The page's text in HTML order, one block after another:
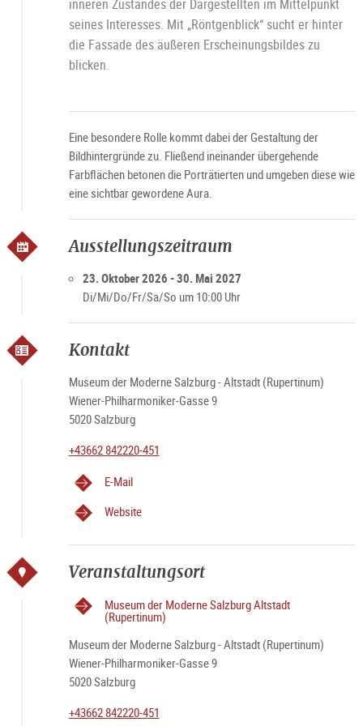
inneren Zustandes der Dargestellten im Mittelpunkt
seines Interesses. Mit „Röntgenblick“ sucht er hinter
die Fassade des äußeren Erscheinungsbildes zu
blicken.
Eine besondere Rolle kommt dabei der Gestaltung der
Bildhintergründe zu. Fließend ineinander übergehende
Farbflächen betonen die Porträtierten und umgeben diese wie
eine sichtbar gewordene Aura.
Ausstellungszeitraum
23. Oktober 2026 - 30. Mai 2027
Di/Mi/Do/Fr/Sa/So um 10:00 Uhr
Kontakt
Museum der Moderne Salzburg - Altstadt (Rupertinum)
Wiener-Philharmoniker-Gasse 9
5020 Salzburg
+43662 842220-451
E-Mail
Website
Veranstaltungsort
Museum der Moderne Salzburg Altstadt
(Rupertinum)
Museum der Moderne Salzburg - Altstadt (Rupertinum)
Wiener-Philharmoniker-Gasse 9
5020 Salzburg
+43662 842220-451